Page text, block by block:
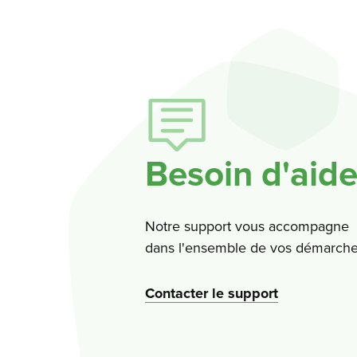
Besoin
Notre support vous accompagne
dans l'ensemble de vos
Contacter le support